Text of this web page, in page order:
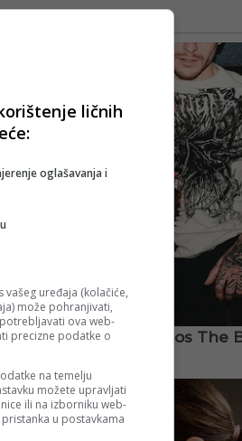
ličnih
oglašavanja i
uređaja (kolačiće,
može pohranjivati,
ova web-
precizne podatke o
na temelju
možete upravljati
ili na izborniku web-
u postavkama